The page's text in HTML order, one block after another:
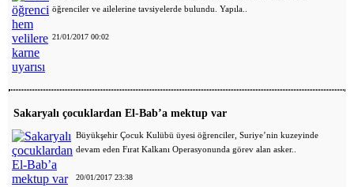
öğrenciler ve ailelerine tavsiyelerde bulundu. Yapıla..
21/01/2017 00:02
Sakaryalı çocuklardan El-Bab’a mektup var
Büyükşehir Çocuk Kulübü üyesi öğrenciler, Suriye’nin kuzeyinde
devam eden Fırat Kalkanı Operasyonunda görev alan asker..
20/01/2017 23:38